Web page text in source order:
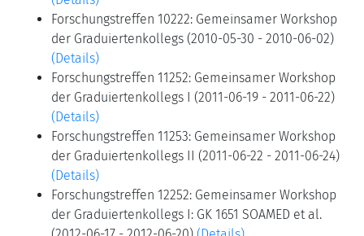
Forschungstreffen 10222: Gemeinsamer Workshop
der Graduiertenkollegs (2010-05-30 - 2010-06-02)
(Details)
Forschungstreffen 11252: Gemeinsamer Workshop
der Graduiertenkollegs I (2011-06-19 - 2011-06-22)
(Details)
Forschungstreffen 11253: Gemeinsamer Workshop
der Graduiertenkollegs II (2011-06-22 - 2011-06-24)
(Details)
Forschungstreffen 12252: Gemeinsamer Workshop
der Graduiertenkollegs I: GK 1651 SOAMED et al.